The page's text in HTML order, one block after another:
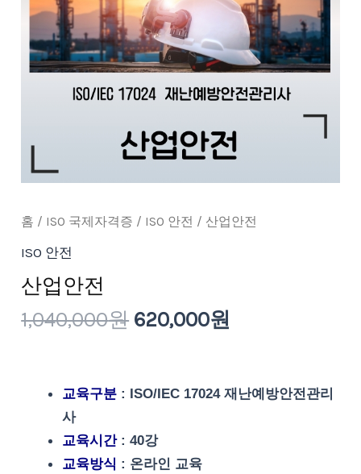
홈 / ISO 국제자격증 / ISO 안전 / 산업안전
ISO 안전
산업안전
1,040,000원 620,000원
교육구분 : ISO/IEC 17024 재난예방안전관리
사
교육시간: 40강
교육방식 : 온라인 교육